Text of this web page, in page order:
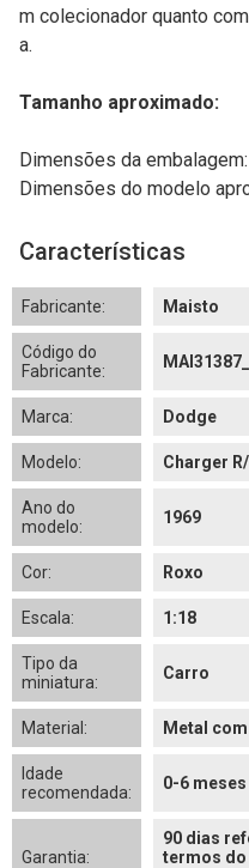
m colecionador quanto
a.
Tamanho aproximado:
Dimensões da
Dimensões do modelo
Características
Fabricante: Maisto
Código do
Fabricante:
Marca: Dodge
Modelo: Charger
Ano do
modelo:
1969
Cor: Roxo
Escala: 1:18
Tipo da
miniatura:
Carro
Material: Metal
Idade
recomendada:
0-6 meses
Garantia:
90 dias
termos do